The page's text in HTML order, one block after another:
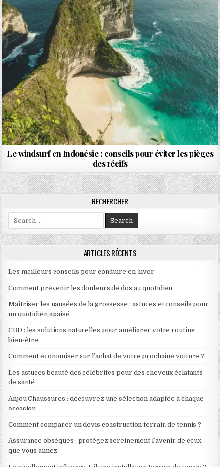
Le windsurf en Indonésie : conseils pour éviter les pièges
des récifs
RECHERCHER
Search for:
ARTICLES RÉCENTS
Les meilleurs conseils pour conduire en hiver
Comment prévenir les douleurs de dos au quotidien
Maîtriser les nausées de la grossesse : astuces et conseils pour
un quotidien apaisé
CBD : les solutions naturelles pour améliorer votre routine
bien-être
Comment économiser sur l’achat de votre prochaine voiture ?
Les astuces beauté des célébrités pour des cheveux éclatants
de santé
Anjou Chaussures : découvrez une sélection adaptée à chaque
occasion
Comment comparer un devis construction terrain de tennis ?
Assurance obsèques : protégez sereinement l’avenir de ceux
que vous aimez